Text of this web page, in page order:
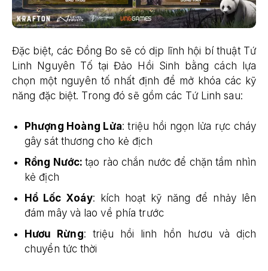
Đặc biệt, các Đồng Bo sẽ có dịp lĩnh hội bí thuật Tứ
Linh Nguyên Tố tại Đảo Hồi Sinh bằng cách lựa
chọn một nguyên tố nhất định để mở khóa các kỹ
năng đặc biệt. Trong đó sẽ gồm các Tứ Linh sau:
Phượng Hoàng Lửa: triệu hồi ngọn lửa rực cháy
gây sát thương cho kẻ địch
Rồng Nước:tạo rào chắn nước để chặn tầm nhìn
kẻ địch
Hổ Lốc Xoáy: kích hoạt kỹ năng để nhảy lên
đám mây và lao về phía trước
Hươu Rừng: triệu hồi linh hồn hươu và dịch
chuyển tức thời